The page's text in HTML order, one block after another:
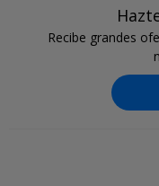
Recibe grandes